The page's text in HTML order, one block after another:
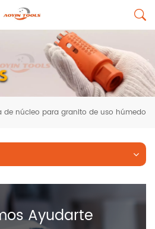
de núcleo para granito de uso húmedo
Ayudarte